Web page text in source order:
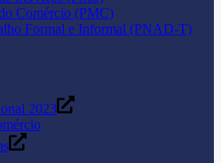
Comércio (PMC)
Formal e Informal (PNAD-T)
2023